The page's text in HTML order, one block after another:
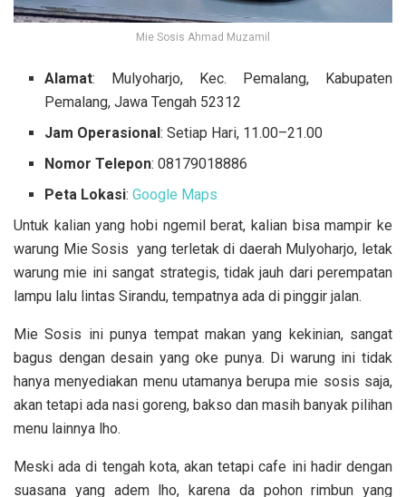
Mie Sosis Ahmad Muzamil
Alamat: Mulyoharjo, Kec. Pemalang, Kabupaten
Pemalang, Jawa Tengah 52312
Jam Operasional: Setiap Hari, 11.00–21.00
Nomor Telepon: 08179018886
Peta Lokasi: Google Maps
Untuk kalian yang hobi ngemil berat, kalian bisa mampir ke
warung Mie Sosis yang terletak di daerah Mulyoharjo, letak
warung mie ini sangat strategis, tidak jauh dari perempatan
lampu lalu lintas Sirandu, tempatnya ada di pinggir jalan.
Mie Sosis ini punya tempat makan yang kekinian, sangat
bagus dengan desain yang oke punya. Di warung ini tidak
hanya menyediakan menu utamanya berupa mie sosis saja,
akan tetapi ada nasi goreng, bakso dan masih banyak pilihan
menu lainnya lho.
Meski ada di tengah kota, akan tetapi cafe ini hadir dengan
suasana yang adem lho, karena da pohon rimbun yang